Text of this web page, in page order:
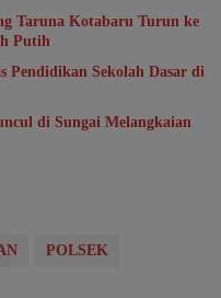
Taruna Kotabaru Turun ke
Putih
Pendidikan Sekolah Dasar di
di Sungai Melangkaian
POLSEK